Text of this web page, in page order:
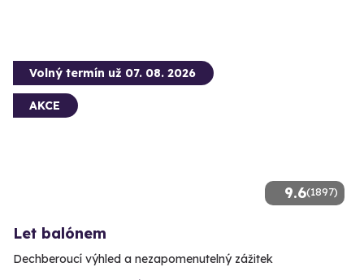
9.6(1897)
Volný termín už 07. 08. 2026
AKCE
Let balónem
Dechberoucí výhled a nezapomenutelný zážitek